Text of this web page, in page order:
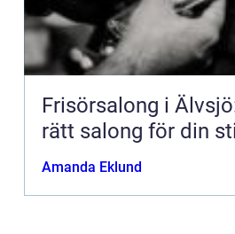
Frisörsalong i
rätt salong för din
Amanda Eklund